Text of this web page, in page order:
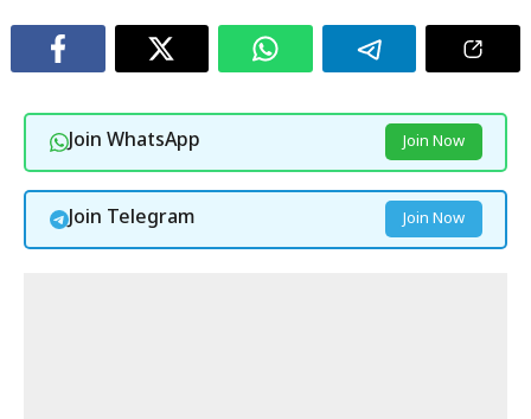
Join WhatsApp Join Now
Join Telegram Join Now